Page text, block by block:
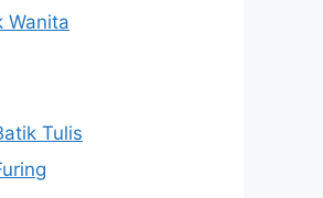
Wanita
Tulis